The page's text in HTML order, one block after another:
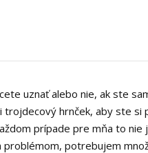
uznať alebo nie, ak ste
hrnček, aby ste si
prípade pre mňa to nie
problémom, potrebujem